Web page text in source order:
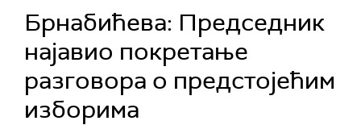
Брнабићева: Председник
најавио покретање
разговора о предстојећим
изборима